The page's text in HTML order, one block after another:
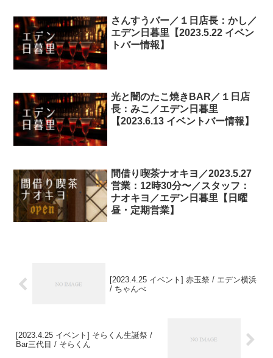
さんすうバー／１日店長：かし／
エデン日暮里【2023.5.22 イベン
トバー情報】
光と闇のたこ焼きBAR／１日店
長：みこ／エデン日暮里
【2023.6.13 イベントバー情報】
間借り喫茶ナオキヨ／2023.5.27
営業：12時30分〜／スタッフ：
ナオキヨ／エデン日暮里【日曜
昼・定期営業】
[2023.4.25 イベント] 赤玉祭 / エデン横浜
/ ちゃんべ
[2023.4.25 イベント] そらくん生誕祭 /
Bar三代目 / そらくん